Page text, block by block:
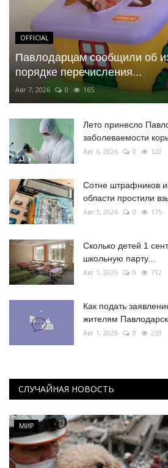
OFFICIAL
Павлодарцам сообщили об
порядке перечисления...
Авг 7, 2026 0 165
Лето принесло
заболеваемости
Авг 6, 2026 0 122
Сотне штрафников
области простили
Авг 3, 2026 0 175
Сколько детей 1
школьную парту...
Авг 1, 2026 0 712
Как подать
жителям
Авг 1, 2026 0 239
СЛУЧАЙНАЯ НОВОСТЬ
МИР